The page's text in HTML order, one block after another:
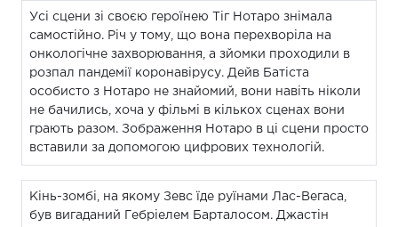
Усі сцени зі своєю героїнею Тіг Нотаро знімала
самостійно. Річ у тому, що вона перехворіла на
онкологічне захворювання, а зйомки проходили в
розпал пандемії коронавірусу. Дейв Батіста
особисто з Нотаро не знайомий, вони навіть ніколи
не бачились, хоча у фільмі в кількох сценах вони
грають разом. Зображення Нотаро в ці сцени просто
вставили за допомогою цифрових технологій.
Кінь-зомбі, на якому Зевс їде руїнами Лас-Вегаса,
був вигаданий Гебріелем Барталосом. Джастін